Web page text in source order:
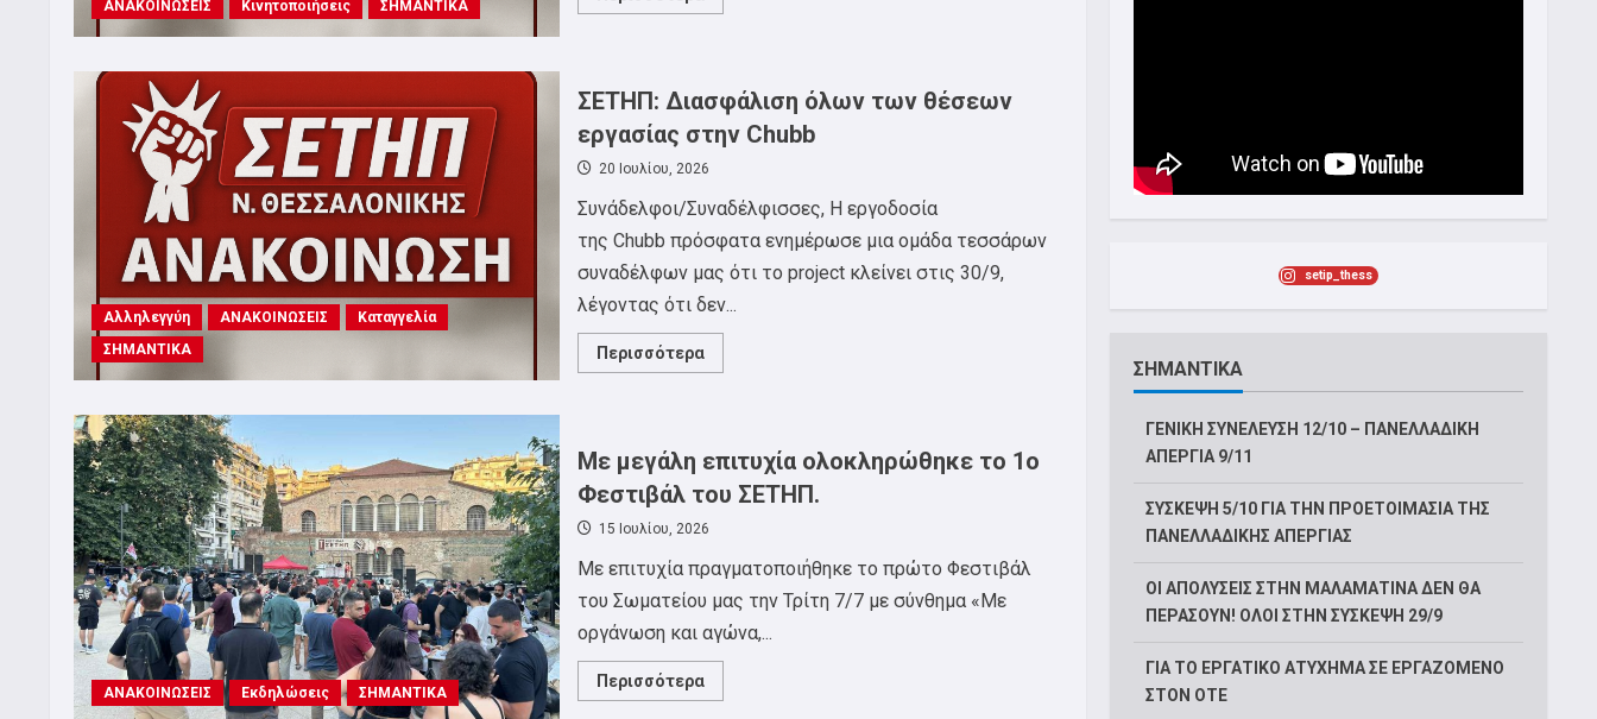
ΑΝΑΚΟΙΝΩΣΕΙΣ Κινητοποιήσεις ΣΗΜΑΝΤΙΚΑ
more
6
ΑΥΓΟΥΣΤΟΥ
20:00,
ΛΕΥΚΟΣ
ΠΥΡΓΟΣ
Αλληλεγγύη ΑΝΑΚΟΙΝΩΣΕΙΣ
Καταγγελία
ΣΗΜΑΝΤΙΚΑ
ΣΕΤΗΠ: Διασφάλιση όλων των θέσεων
εργασίας στην Chubb
20 Ιουλίου, 2026
Συνάδελφοι/Συναδέλφισσες, Η εργοδοσία
της Chubb πρόσφατα ενημέρωσε μια ομάδα τεσσάρων
συναδέλφων μας ότι το project κλείνει στις 30/9,
λέγοντας ότι δεν...
ΠερισσότεραRead
more
θέσεων
εργασίας
στην
ΑΝΑΚΟΙΝΩΣΕΙΣ Εκδηλώσεις ΣΗΜΑΝΤΙΚΑ
Με μεγάλη επιτυχία ολοκληρώθηκε το 1ο
Φεστιβάλ του ΣΕΤΗΠ.
15 Ιουλίου, 2026
Με επιτυχία πραγματοποιήθηκε το πρώτο Φεστιβάλ
του Σωματείου μας την Τρίτη 7/7 με σύνθημα «Με
οργάνωση και αγώνα,...
ΠερισσότεραRead
more
setip_thess
ΣΗΜΑΝΤΙΚΑ
ΓΕΝΙΚΗ ΣΥΝΕΛΕΥΣΗ 12/10 – ΠΑΝΕΛΛΑΔΙΚΗ
ΑΠΕΡΓΙΑ 9/11
ΣΥΣΚΕΨΗ 5/10 ΓΙΑ ΤΗΝ ΠΡΟΕΤΟΙΜΑΣΙΑ ΤΗΣ
ΠΑΝΕΛΛΑΔΙΚΗΣ ΑΠΕΡΓΙΑΣ
ΟΙ ΑΠΟΛΥΣΕΙΣ ΣΤΗΝ ΜΑΛΑΜΑΤΙΝΑ ΔΕΝ ΘΑ
ΠΕΡΑΣΟΥΝ! ΟΛΟΙ ΣΤΗΝ ΣΥΣΚΕΨΗ 29/9
ΓΙΑ ΤΟ ΕΡΓΑΤΙΚΟ ΑΤΥΧΗΜΑ ΣΕ ΕΡΓΑΖΟΜΕΝΟ
ΣΤΟΝ ΟΤΕ